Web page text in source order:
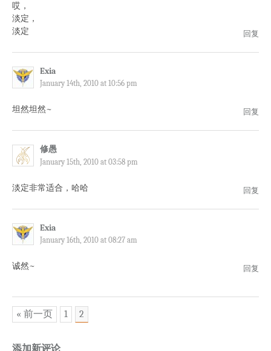
哎，
淡定，
淡定
回复
Exia
January 14th, 2010 at 10:56 pm
坦然坦然~ 回复
修愚
January 15th, 2010 at 03:58 pm
淡定非常适合，哈哈 回复
Exia
January 16th, 2010 at 08:27 am
诚然~ 回复
« 前一页 1 2
添加新评论